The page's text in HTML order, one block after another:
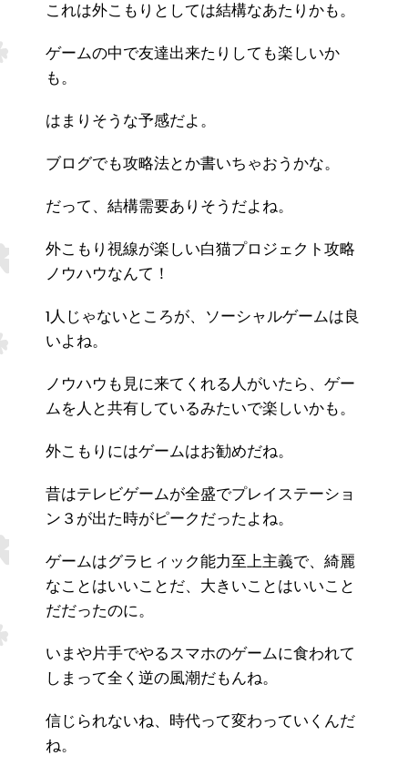
これは外こもりとしては結構なあたりかも。
ゲームの中で友達出来たりしても楽しいか
も。
はまりそうな予感だよ。
ブログでも攻略法とか書いちゃおうかな。
だって、結構需要ありそうだよね。
外こもり視線が楽しい白猫プロジェクト攻略
ノウハウなんて！
1人じゃないところが、ソーシャルゲームは良
いよね。
ノウハウも見に来てくれる人がいたら、ゲー
ムを人と共有しているみたいで楽しいかも。
外こもりにはゲームはお勧めだね。
昔はテレビゲームが全盛でプレイステーショ
ン３が出た時がピークだったよね。
ゲームはグラヒィック能力至上主義で、綺麗
なことはいいことだ、大きいことはいいこと
だだったのに。
いまや片手でやるスマホのゲームに食われて
しまって全く逆の風潮だもんね。
信じられないね、時代って変わっていくんだ
ね。